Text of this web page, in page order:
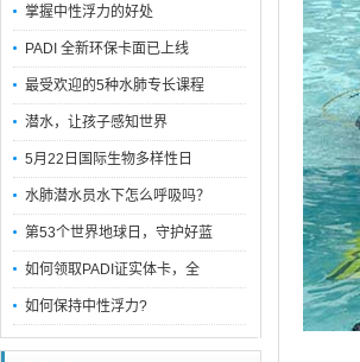
掌握中性浮力的好处
PADI 全新环保卡面已上线
最受欢迎的5种水肺专长课程
潜水，让孩子感知世界
5月22日国际生物多样性日
水肺潜水员水下怎么呼吸吗？
第53个世界地球日，守护好蓝
如何领取PADI证实体卡，全
如何保持中性浮力?